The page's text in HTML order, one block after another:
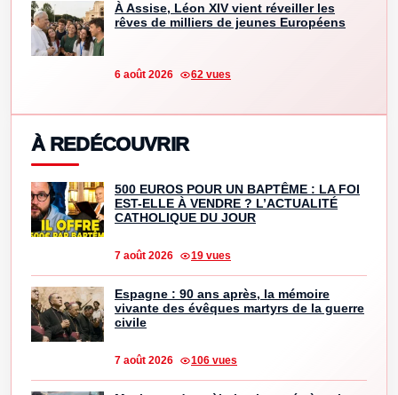
À Assise, Léon XIV vient réveiller les
rêves de milliers de jeunes Européens
6 août 2026 62 vues
À REDÉCOUVRIR
500 EUROS POUR UN BAPTÊME : LA FOI
EST-ELLE À VENDRE ? L’ACTUALITÉ
CATHOLIQUE DU JOUR
7 août 2026 19 vues
Espagne : 90 ans après, la mémoire
vivante des évêques martyrs de la guerre
civile
7 août 2026 106 vues